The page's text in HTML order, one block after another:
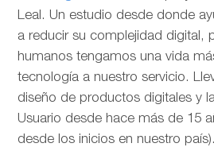
Leal. Un estudio desde donde
a reducir su complejidad digital,
humanos tengamos una vida
tecnología a nuestro servicio.
diseño de productos digitales y
Usuario desde hace más de 15
desde los inicios en nuestro